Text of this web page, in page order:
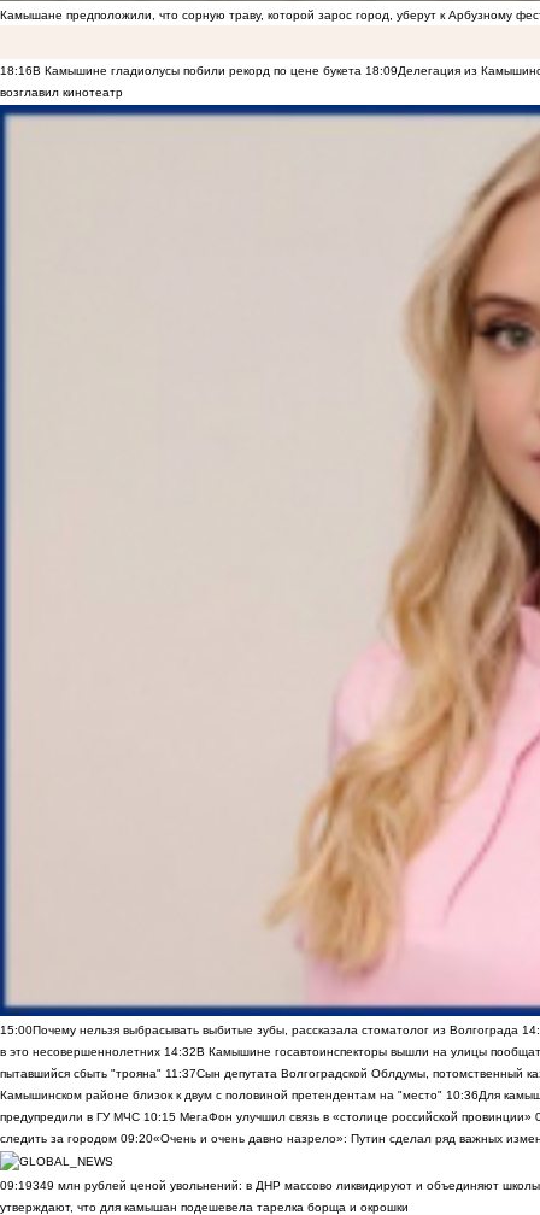
Камышане предположили, что сорную траву, которой зарос город, уберут к Арбузному
18:16В Камышине гладиолусы побили рекорд по цене букета 18:09Делегация из
возглавил кинотеатр
15:00Почему нельзя выбрасывать выбитые зубы, рассказала стоматолог из Волгограда
в это несовершеннолетних 14:32В Камышине госавтоинспекторы вышли на улицы
пытавшийся сбыть "трояна" 11:37Сын депутата Волгоградской Облдумы, потомственный
Камышинском районе близок к двум с половиной претендентам на "место" 10:36Для
предупредили в ГУ МЧС 10:15 МегаФон улучшил связь в «столице российской провинции»
следить за городом 09:20«Очень и очень давно назрело»: Путин сделал ряд важных
09:19349 млн рублей ценой увольнений: в ДНР массово ликвидируют и объединяют
утверждают, что для камышан подешевела тарелка борща и окрошки